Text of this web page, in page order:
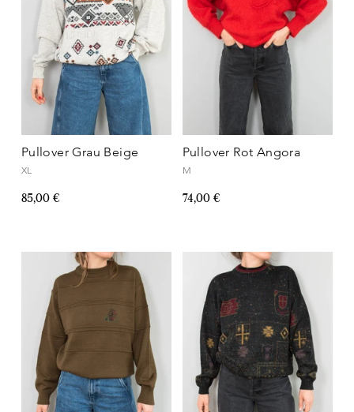
Pullover Grau Beige
XL
85,00 €
Pullover Rot Angora
M
74,00 €